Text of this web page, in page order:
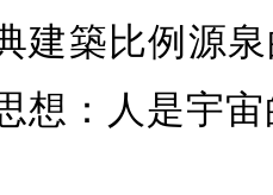
建築比例源
想：人是宇